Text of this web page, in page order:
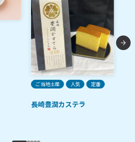
ご当地土産 人気 定番
長崎豊潤カステラ